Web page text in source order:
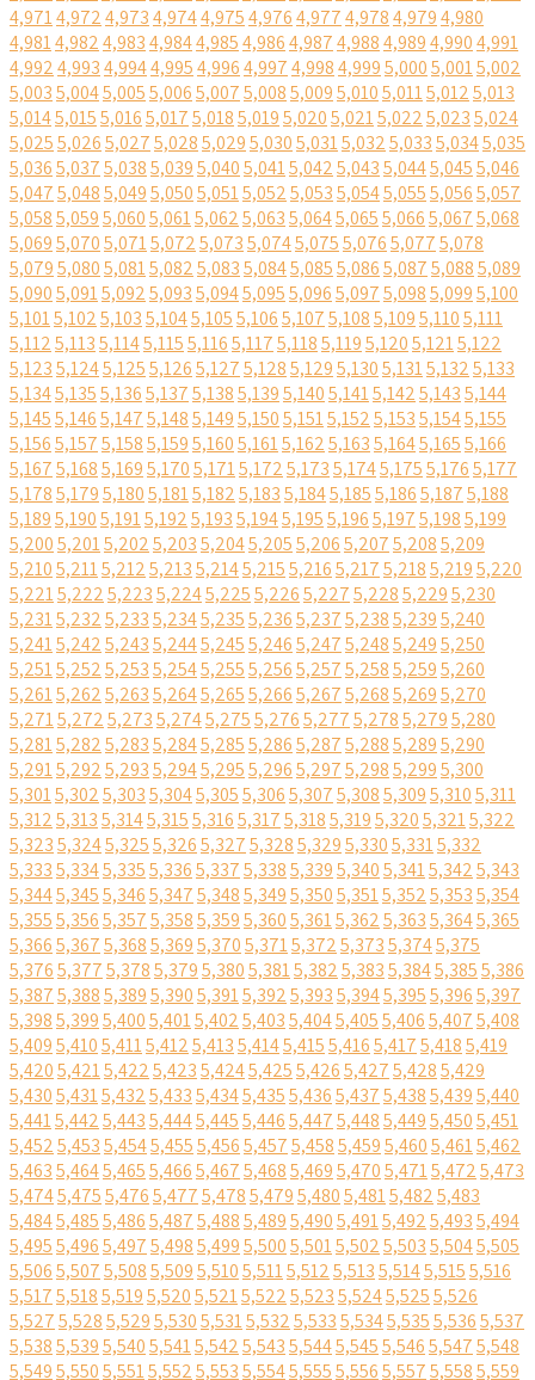
4,9714,9724,9734,9744,9754,9764,9774,9784,9794,980
4,9814,9824,9834,9844,9854,9864,9874,9884,9894,9904,991
4,9924,9934,9944,9954,9964,9974,9984,9995,0005,0015,002
5,0035,0045,0055,0065,0075,0085,0095,0105,0115,0125,013
5,0145,0155,0165,0175,0185,0195,0205,0215,0225,0235,024
5,0255,0265,0275,0285,0295,0305,0315,0325,0335,0345,035
5,0365,0375,0385,0395,0405,0415,0425,0435,0445,0455,046
5,0475,0485,0495,0505,0515,0525,0535,0545,0555,0565,057
5,0585,0595,0605,0615,0625,0635,0645,0655,0665,0675,068
5,0695,0705,0715,0725,0735,0745,0755,0765,0775,078
5,0795,0805,0815,0825,0835,0845,0855,0865,0875,0885,089
5,0905,0915,0925,0935,0945,0955,0965,0975,0985,0995,100
5,1015,1025,1035,1045,1055,1065,1075,1085,1095,1105,111
5,1125,1135,1145,1155,1165,1175,1185,1195,1205,1215,122
5,1235,1245,1255,1265,1275,1285,1295,1305,1315,1325,133
5,1345,1355,1365,1375,1385,1395,1405,1415,1425,1435,144
5,1455,1465,1475,1485,1495,1505,1515,1525,1535,1545,155
5,1565,1575,1585,1595,1605,1615,1625,1635,1645,1655,166
5,1675,1685,1695,1705,1715,1725,1735,1745,1755,1765,177
5,1785,1795,1805,1815,1825,1835,1845,1855,1865,1875,188
5,1895,1905,1915,1925,1935,1945,1955,1965,1975,1985,199
5,2005,2015,2025,2035,2045,2055,2065,2075,2085,209
5,2105,2115,2125,2135,2145,2155,2165,2175,2185,2195,220
5,2215,2225,2235,2245,2255,2265,2275,2285,2295,230
5,2315,2325,2335,2345,2355,2365,2375,2385,2395,240
5,2415,2425,2435,2445,2455,2465,2475,2485,2495,250
5,2515,2525,2535,2545,2555,2565,2575,2585,2595,260
5,2615,2625,2635,2645,2655,2665,2675,2685,2695,270
5,2715,2725,2735,2745,2755,2765,2775,2785,2795,280
5,2815,2825,2835,2845,2855,2865,2875,2885,2895,290
5,2915,2925,2935,2945,2955,2965,2975,2985,2995,300
5,3015,3025,3035,3045,3055,3065,3075,3085,3095,3105,311
5,3125,3135,3145,3155,3165,3175,3185,3195,3205,3215,322
5,3235,3245,3255,3265,3275,3285,3295,3305,3315,332
5,3335,3345,3355,3365,3375,3385,3395,3405,3415,3425,343
5,3445,3455,3465,3475,3485,3495,3505,3515,3525,3535,354
5,3555,3565,3575,3585,3595,3605,3615,3625,3635,3645,365
5,3665,3675,3685,3695,3705,3715,3725,3735,3745,375
5,3765,3775,3785,3795,3805,3815,3825,3835,3845,3855,386
5,3875,3885,3895,3905,3915,3925,3935,3945,3955,3965,397
5,3985,3995,4005,4015,4025,4035,4045,4055,4065,4075,408
5,4095,4105,4115,4125,4135,4145,4155,4165,4175,4185,419
5,4205,4215,4225,4235,4245,4255,4265,4275,4285,429
5,4305,4315,4325,4335,4345,4355,4365,4375,4385,4395,440
5,4415,4425,4435,4445,4455,4465,4475,4485,4495,4505,451
5,4525,4535,4545,4555,4565,4575,4585,4595,4605,4615,462
5,4635,4645,4655,4665,4675,4685,4695,4705,4715,4725,473
5,4745,4755,4765,4775,4785,4795,4805,4815,4825,483
5,4845,4855,4865,4875,4885,4895,4905,4915,4925,4935,494
5,4955,4965,4975,4985,4995,5005,5015,5025,5035,5045,505
5,5065,5075,5085,5095,5105,5115,5125,5135,5145,5155,516
5,5175,5185,5195,5205,5215,5225,5235,5245,5255,526
5,5275,5285,5295,5305,5315,5325,5335,5345,5355,5365,537
5,5385,5395,5405,5415,5425,5435,5445,5455,5465,5475,548
5,5495,5505,5515,5525,5535,5545,5555,5565,5575,5585,559